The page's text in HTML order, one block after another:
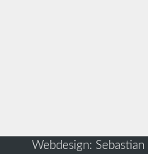
Webdesign: